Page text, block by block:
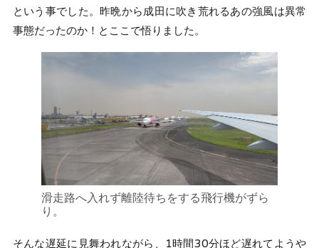
という事でした。昨晩から成田に吹き荒れるあの強風は異常
事態だったのか！とここで悟りました。
滑走路へ入れず離陸待ちをする飛行機がずら
り。
そんな遅延に見舞われながら、1時間30分ほど遅れてようや